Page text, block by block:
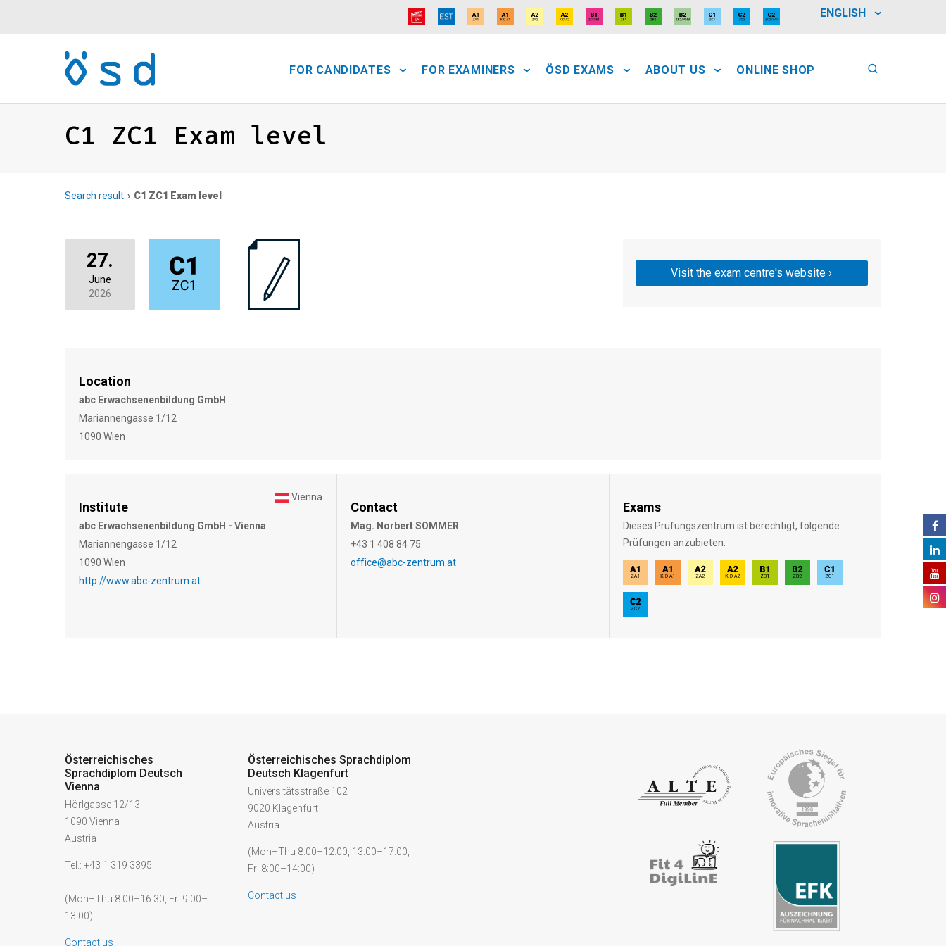
ENGLISH
FOR CANDIDATES FOR EXAMINERS ÖSD EXAMS ABOUT US ONLINE SHOP
C1 ZC1 Exam level
Search result C1 ZC1 Exam level
27.
June
2026
Visit the exam centre's website ›
Location
abc Erwachsenenbildung GmbH
Mariannengasse 1/12
1090 Wien
Vienna
Institute
abc Erwachsenenbildung GmbH - Vienna
Mariannengasse 1/12
1090 Wien
http://www.abc-zentrum.at
Contact
Mag. Norbert SOMMER
+43 1 408 84 75
office@abc-zentrum.at
Exams
Dieses Prüfungszentrum ist berechtigt, folgende
Prüfungen anzubieten:
Österreichisches
Sprachdiplom Deutsch
Vienna
Hörlgasse 12/13
1090 Vienna
Austria
Tel.: +43 1 319 3395
(Mon–Thu 8:00–16:30, Fri 9:00–
13:00)
Contact us
Österreichisches Sprachdiplom
Deutsch Klagenfurt
Universitätsstraße 102
9020 Klagenfurt
Austria
(Mon–Thu 8:00–12:00, 13:00–17:00,
Fri 8:00–14:00)
Contact us